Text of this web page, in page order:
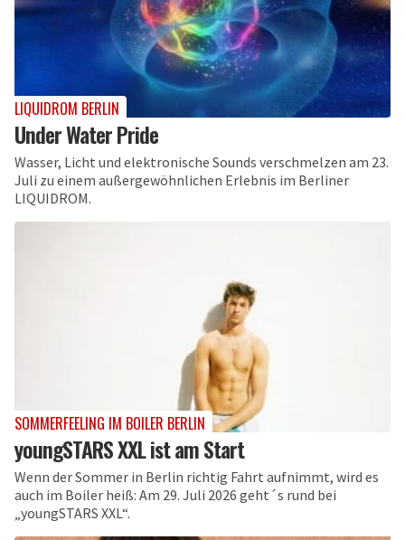
LIQUIDROM BERLIN
Under Water Pride
Wasser, Licht und elektronische Sounds verschmelzen am 23.
Juli zu einem außergewöhnlichen Erlebnis im Berliner
LIQUIDROM.
SOMMERFEELING IM BOILER BERLIN
youngSTARS XXL ist am Start
Wenn der Sommer in Berlin richtig Fahrt aufnimmt, wird es
auch im Boiler heiß: Am 29. Juli 2026 geht´s rund bei
„youngSTARS XXL“.